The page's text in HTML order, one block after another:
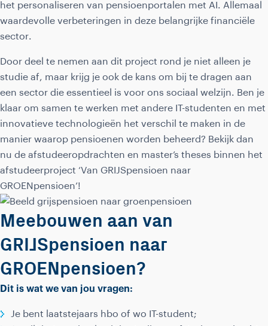
het personaliseren van pensioenportalen met AI. Allemaal
waardevolle verbeteringen in deze belangrijke financiële
sector.
Door deel te nemen aan dit project rond je niet alleen je
studie af, maar krijg je ook de kans om bij te dragen aan
een sector die essentieel is voor ons sociaal welzijn. Ben je
klaar om samen te werken met andere IT-studenten en met
innovatieve technologieën het verschil te maken in de
manier waarop pensioenen worden beheerd? Bekijk dan
nu de afstudeeropdrachten en master’s theses binnen het
afstudeerproject ‘Van GRIJSpensioen naar
GROENpensioen’!
Meebouwen aan van
GRIJSpensioen naar
GROENpensioen?
Dit is wat we van jou vragen:
Je bent laatstejaars hbo of wo IT-student;